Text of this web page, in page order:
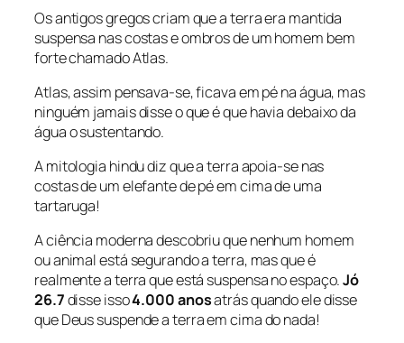
Os antigos gregos criam que a terra era mantida
suspensa nas costas e ombros de um homem bem
forte chamado Atlas.
Atlas, assim pensava-se, ficava em pé na água, mas
ninguém jamais disse o que é que havia debaixo da
água o sustentando.
A mitologia hindu diz que a terra apoia-se nas
costas de um elefante de pé em cima de uma
tartaruga!
A ciência moderna descobriu que nenhum homem
ou animal está segurando a terra, mas que é
realmente a terra que está suspensa no espaço.Jó
26.7disse isso4.000 anosatrás quando ele disse
que Deus suspende a terra em cima do nada!